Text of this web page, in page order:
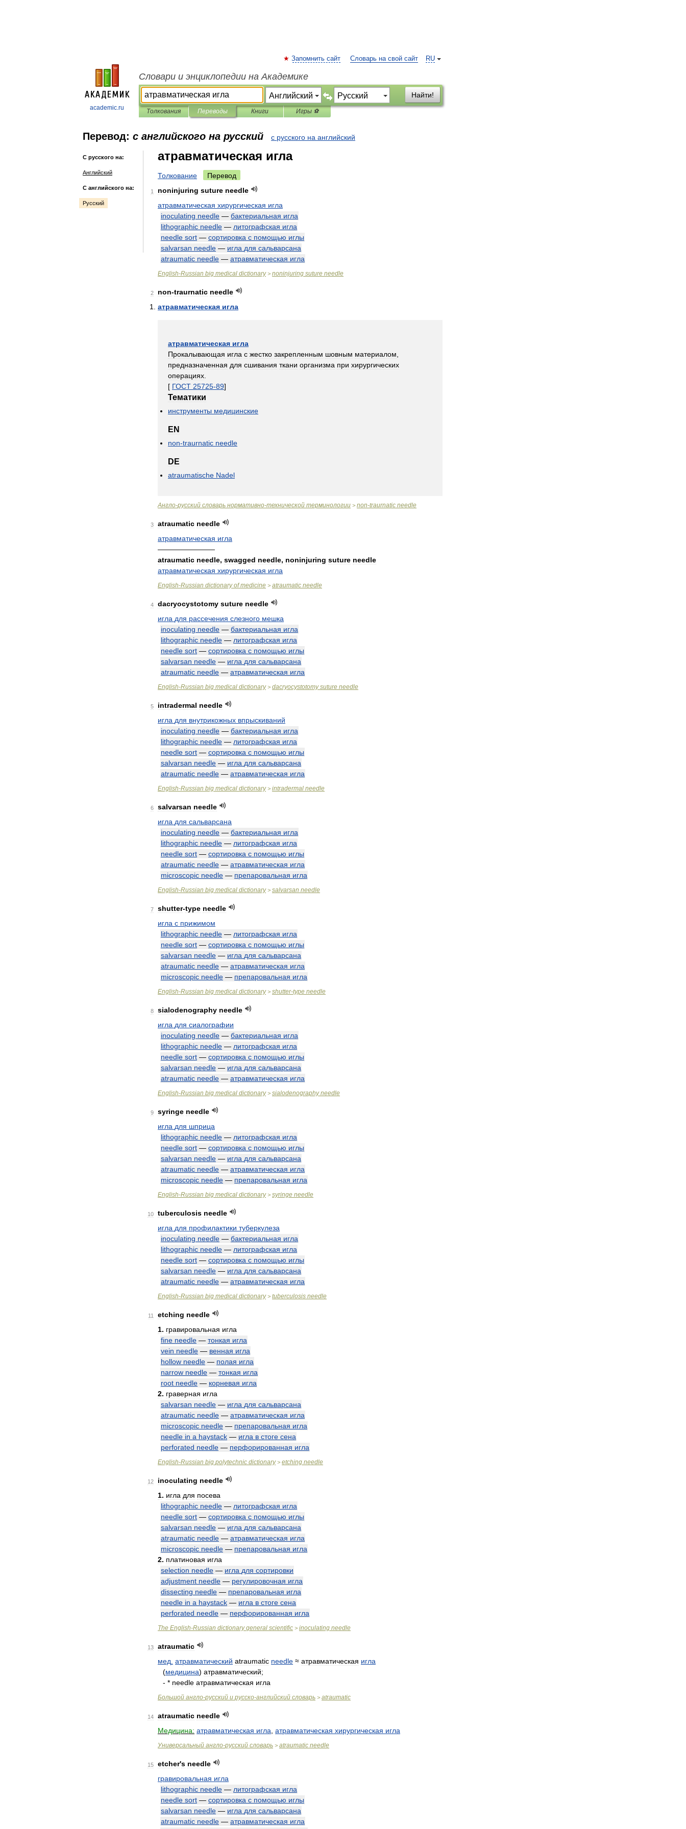
academic.ru
RU
Запомнить сайт Словарь на свой сайт
Словари и энциклопедии на Академике
Найти!
Толкования Переводы Книги Игры ⚽
Перевод: с английского на русский с русского на английский
С русского на:
Английский
С английского на:
Русский
атравматическая игла
Толкование Перевод
1 noninjuring suture needle
атравматическая хирургическая игла
inoculating needle — бактериальная игла
lithographic needle — литографская игла
needle sort — сортировка с помощью иглы
salvarsan needle — игла для сальварсана
atraumatic needle — атравматическая игла
English-Russian big medical dictionary> noninjuring suture needle
2 non-traurnatic needle
атравматическая игла
атравматическая игла
Прокалывающая игла с жестко закрепленным шовным материалом
предназначенная для сшивания ткани организма при хирургических
операциях
[ ГОСТ 25725-89]
Тематики
инструменты медицинские
EN
non-traurnatic needle
DE
atraumatische Nadel
Англо-русский словарь нормативно-технической терминологии > non-traurnatic needle
3 atraumatic needle
атравматическая игла
————————
atraumatic needle, swagged needle, noninjuring suture needle
атравматическая хирургическая игла
English-Russian dictionary of medicine > atraumatic needle
4 dacryocystotomy suture needle
игла для рассечения слезного мешка
inoculating needle — бактериальная игла
lithographic needle — литографская игла
needle sort — сортировка с помощью иглы
salvarsan needle — игла для сальварсана
atraumatic needle — атравматическая игла
English-Russian big medical dictionary> dacryocystotomy suture needle
5 intradermal needle
игла для внутрикожных впрыскиваний
inoculating needle — бактериальная игла
lithographic needle — литографская игла
needle sort — сортировка с помощью иглы
salvarsan needle — игла для сальварсана
atraumatic needle — атравматическая игла
English-Russian big medical dictionary> intradermal needle
6 salvarsan needle
игла для сальварсана
inoculating needle — бактериальная игла
lithographic needle — литографская игла
needle sort — сортировка с помощью иглы
atraumatic needle — атравматическая игла
microscopic needle — препаровальная игла
English-Russian big medical dictionary> salvarsan needle
7 shutter-type needle
игла с прижимом
lithographic needle — литографская игла
needle sort — сортировка с помощью иглы
salvarsan needle — игла для сальварсана
atraumatic needle — атравматическая игла
microscopic needle — препаровальная игла
English-Russian big medical dictionary> shutter-type needle
8 sialodenography needle
игла для сиалографии
inoculating needle — бактериальная игла
lithographic needle — литографская игла
needle sort — сортировка с помощью иглы
salvarsan needle — игла для сальварсана
atraumatic needle — атравматическая игла
English-Russian big medical dictionary> sialodenography needle
9 syringe needle
игла для шприца
lithographic needle — литографская игла
needle sort — сортировка с помощью иглы
salvarsan needle — игла для сальварсана
atraumatic needle — атравматическая игла
microscopic needle — препаровальная игла
English-Russian big medical dictionary> syringe needle
10 tuberculosis needle
игла для профилактики туберкулеза
inoculating needle — бактериальная игла
lithographic needle — литографская игла
needle sort — сортировка с помощью иглы
salvarsan needle — игла для сальварсана
atraumatic needle — атравматическая игла
English-Russian big medical dictionary> tuberculosis needle
11 etching needle
1. гравировальная игла
fine needle — тонкая игла
vein needle — венная игла
hollow needle — полая игла
narrow needle — тонкая игла
root needle — корневая игла
2. граверная игла
salvarsan needle — игла для сальварсана
atraumatic needle — атравматическая игла
microscopic needle — препаровальная игла
needle in a haystack — игла в стоге сена
perforated needle — перфорированная игла
English-Russian big polytechnic dictionary> etching needle
12 inoculating needle
1. игла для посева
lithographic needle — литографская игла
needle sort — сортировка с помощью иглы
salvarsan needle — игла для сальварсана
atraumatic needle — атравматическая игла
microscopic needle — препаровальная игла
2. платиновая игла
selection needle — игла для сортировки
adjustment needle — регулировочная игла
dissecting needle — препаровальная игла
needle in a haystack — игла в стоге сена
perforated needle — перфорированная игла
The English-Russian dictionary general scientific > inoculating needle
13
atraumatic
мед атравматический atraumatic needle ≈ атравматическая игла
(медицина) атравматический;
- * needle атравматическая игла
Большой англо-русский и русско-английский словарь > atraumatic
14 atraumatic needle
Медицина: атравматическая игла атравматическая хирургическая игла
Универсальный англо-русский словарь > atraumatic needle
15 etcher's needle
гравировальная игла
lithographic needle — литографская игла
needle sort — сортировка с помощью иглы
salvarsan needle — игла для сальварсана
atraumatic needle — атравматическая игла